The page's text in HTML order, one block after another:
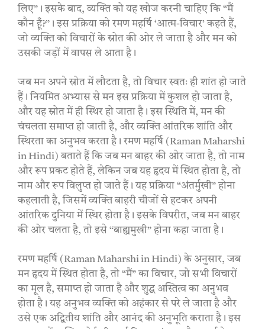
लिए”। इसके बाद, व्यक्ति को यह खोज करनी चाहिए कि “मैं
कौन हूँ?”। इस प्रक्रिया को रमण महर्षि ‘आत्म-विचार’ कहते हैं,
जो व्यक्ति को विचारों के स्रोत की ओर ले जाता है और मन को
उसकी जड़ों में वापस ले आता है।
जब मन अपने स्रोत में लौटता है, तो विचार स्वतः ही शांत हो जाते
हैं। नियमित अभ्यास से मन इस प्रक्रिया में कुशल हो जाता है,
और यह स्रोत में ही स्थिर हो जाता है। इस स्थिति में, मन की
चंचलता समाप्त हो जाती है, और व्यक्ति आंतरिक शांति और
स्थिरता का अनुभव करता है। रमण महर्षि (Raman Maharshi
in Hindi) बताते हैं कि जब मन बाहर की ओर जाता है, तो नाम
और रूप प्रकट होते हैं, लेकिन जब यह हृदय में स्थित होता है, तो
नाम और रूप विलुप्त हो जाते हैं। यह प्रक्रिया “अंतर्मुखी” होना
कहलाती है, जिसमें व्यक्ति बाहरी चीजों से हटकर अपनी
आंतरिक दुनिया में स्थिर होता है। इसके विपरीत, जब मन बाहर
की ओर चलता है, तो इसे “बाह्यमुखी” होना कहा जाता है।
रमण महर्षि (Raman Maharshi in Hindi) के अनुसार, जब
मन हृदय में स्थित होता है, तो “मैं” का विचार, जो सभी विचारों
का मूल है, समाप्त हो जाता है और शुद्ध अस्तित्व का अनुभव
होता है। यह अनुभव व्यक्ति को अहंकार से परे ले जाता है और
उसे एक अद्वितीय शांति और आनंद की अनुभूति कराता है। इस